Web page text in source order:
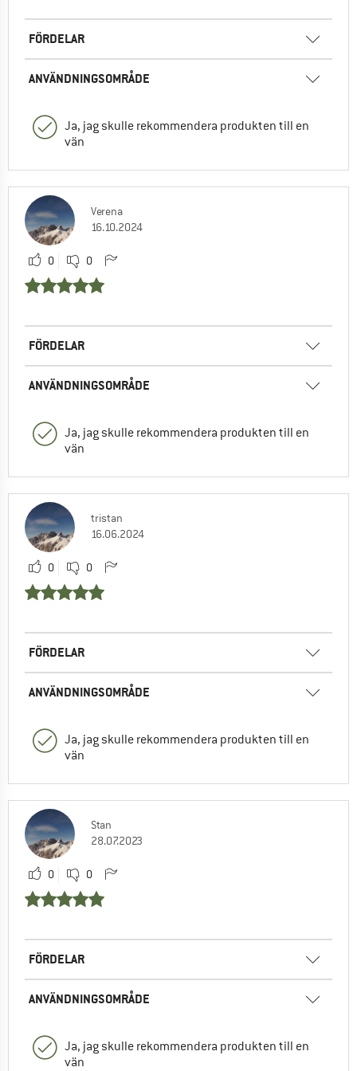
FÖRDELAR
ANVÄNDNINGSOMRÅDE
Ja, jag skulle rekommendera produkten till en
vän
Verena
16.10.2024
0 0
FÖRDELAR
ANVÄNDNINGSOMRÅDE
Ja, jag skulle rekommendera produkten till en
vän
tristan
16.06.2024
0 0
FÖRDELAR
ANVÄNDNINGSOMRÅDE
Ja, jag skulle rekommendera produkten till en
vän
Stan
28.07.2023
0 0
FÖRDELAR
ANVÄNDNINGSOMRÅDE
Ja, jag skulle rekommendera produkten till en
vän